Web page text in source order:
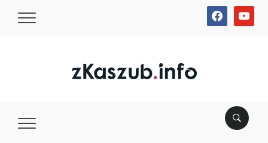
facebookyoutube